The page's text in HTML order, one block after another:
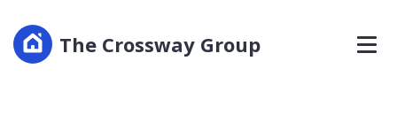
The Crossway Group